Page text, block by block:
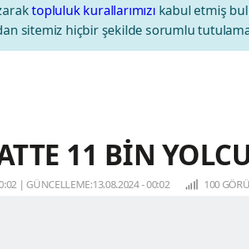
topluluk kurallarımızı kabul etmiş
sitemiz hiçbir şekilde sorumlu
11 BİN
| GÜNCELLEME:13.08.2024 - 00:02 100